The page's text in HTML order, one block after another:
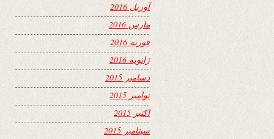
آوریل 2016
مارس 2016
فوریه 2016
ژانویه 2016
دسامبر 2015
نوامبر 2015
اکتبر 2015
سپتامبر 2015